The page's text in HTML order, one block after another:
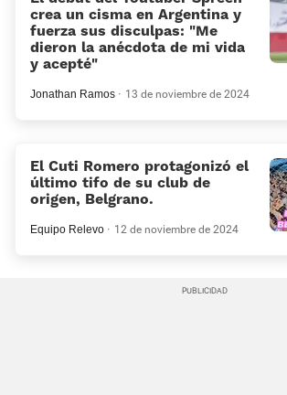
crea un cisma en Argentina y
fuerza sus disculpas: «Me
dieron la anécdota de mi vida
y acepté»
Jonathan Ramos 13 de noviembre de 2024
El Cuti Romero protagonizó el
último tifo de su club de
origen, Belgrano.
Equipo Relevo 12 de noviembre de 2024